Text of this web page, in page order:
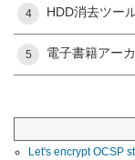
4 HDD消去ツー
5 電子書籍アー
Let's encrypt OCSP